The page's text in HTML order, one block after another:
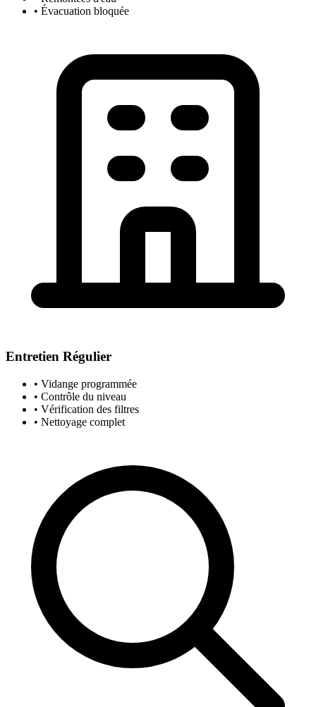
• Évacuation bloquée
Entretien Régulier
• Vidange programmée
• Contrôle du niveau
• Vérification des filtres
• Nettoyage complet